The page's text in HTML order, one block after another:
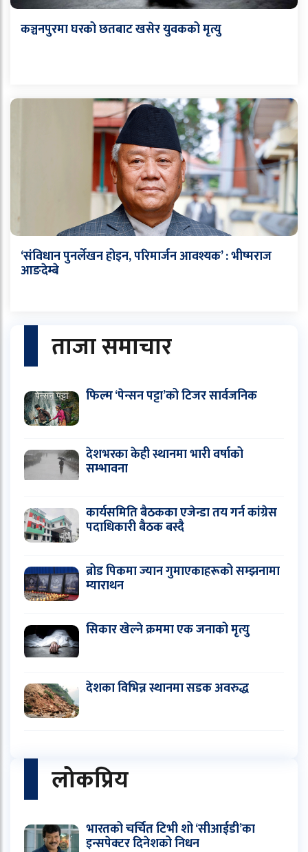
कञ्चनपुरमा घरको छतबाट खसेर युवकको मृत्यु
‘संविधान पुनर्लेखन होइन, परिमार्जन आवश्यक’ : भीष्मराज
आङदेम्बे
ताजा समाचार
फिल्म ‘पेन्सन पट्टा’को टिजर सार्वजनिक
देशभरका केही स्थानमा भारी वर्षाको
सम्भावना
कार्यसमिति बैठकका एजेन्डा तय गर्न कांग्रेस
पदाधिकारी बैठक बस्दै
ब्रोड पिकमा ज्यान गुमाएकाहरूको सम्झनामा
म्याराथन
सिकार खेल्ने क्रममा एक जनाको मृत्यु
देशका विभिन्न स्थानमा सडक अवरुद्ध
लोकप्रिय
भारतको चर्चित टिभी शो ‘सीआईडी’का
इन्सपेक्टर दिनेशको निधन